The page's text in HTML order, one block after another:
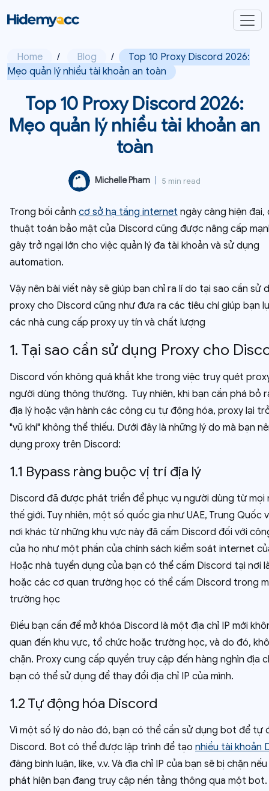
Home / Blog /
Top 10 Proxy Discord 2026:
Mẹo quản lý nhiều tài khoản an toàn
Top 10 Proxy Discord 2026:
Mẹo quản lý nhiều tài khoản an
toàn
Michelle Pham 5 min read
Trong bối cảnh cơ sở hạ tầng internet ngày càng hiện đại,
thuật toán bảo mật của Discord cũng được nâng cấp
gây trở ngại lớn cho việc quản lý đa tài khoản và sử dụng
automation.
Vậy nên bài viết này sẽ giúp bạn chỉ ra lí do tại sao cần sử
proxy cho Discord cũng như đưa ra các tiêu chí giúp bạn
các nhà cung cấp proxy uy tín và chất lượng
1. Tại sao cần sử dụng Proxy cho
Discord vốn không quá khắt khe trong việc truy quét
người dùng thông thường. Tuy nhiên, khi bạn cần phá bỏ
địa lý hoặc vận hành các công cụ tự động hóa, proxy lại
"vũ khí" không thể thiếu. Dưới đây là những lý do mà bạn
dụng proxy trên Discord:
1.1 Bypass ràng buộc vị trí địa lý
Discord đã được phát triển để phục vụ người dùng từ mọi
thế giới. Tuy nhiên, một số quốc gia như UAE, Trung Quốc
nơi khác từ những khu vực này đã cấm Discord đối với
của họ như một phần của chính sách kiểm soát internet
Hoặc nhà tuyển dụng của bạn có thể cấm Discord tại nơi
hoặc các cơ quan trường học có thể cấm Discord trong
trường học
Điều bạn cần để mở khóa Discord là một địa chỉ IP mới
quan đến khu vực, tổ chức hoặc trường học, và do đó,
chặn. Proxy cung cấp quyền truy cập đến hàng nghìn địa
bạn có thể sử dụng để thay đổi địa chỉ IP của mình.
1.2 Tự động hóa Discord
Vì một số lý do nào đó, bạn có thể cần sử dụng bot để tự
Discord. Bot có thể được lập trình để tạo nhiều tài khoản
đăng bình luận, like, v.v. Và địa chỉ IP của bạn sẽ bị chặn
phát hiện bạn đang truy cập nền tảng thông qua một bot.